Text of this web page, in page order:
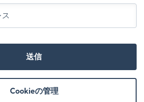
送信
Cookieの管理